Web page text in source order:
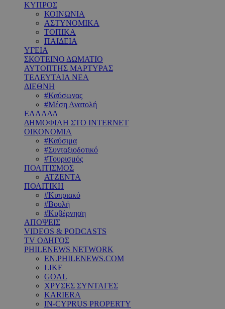
ΚΥΠΡΟΣ
ΚΟΙΝΩΝΙΑ
ΑΣΤΥΝΟΜΙΚΑ
ΤΟΠΙΚΑ
ΠΑΙΔΕΙΑ
ΥΓΕΙΑ
ΣΚΟΤΕΙΝΟ ΔΩΜΑΤΙΟ
ΑΥΤΟΠΤΗΣ ΜΑΡΤΥΡΑΣ
ΤΕΛΕΥΤΑΙΑ ΝΕΑ
ΔΙΕΘΝΗ
#Καύσωνας
#Μέση Ανατολή
ΕΛΛΑΔΑ
ΔΗΜΟΦΙΛΗ ΣΤΟ INTERNET
ΟΙΚΟΝΟΜΙΑ
#Καύσιμα
#Συνταξιοδοτικό
#Τουρισμός
ΠΟΛΙΤΙΣΜΟΣ
ΑΤΖΕΝΤΑ
ΠΟΛΙΤΙΚΗ
#Κυπριακό
#Βουλή
#Κυβέρνηση
ΑΠΟΨΕΙΣ
VIDEOS & PODCASTS
TV ΟΔΗΓΟΣ
PHILENEWS NETWORK
EN.PHILENEWS.COM
LIKE
GOAL
ΧΡΥΣΕΣ ΣΥΝΤΑΓΕΣ
KARIERA
IN-CYPRUS PROPERTY